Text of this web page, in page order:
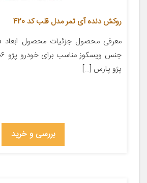
روکش دنده آی تمر مدل قلب کد 420
پژو پارس […]
بررسی و خرید